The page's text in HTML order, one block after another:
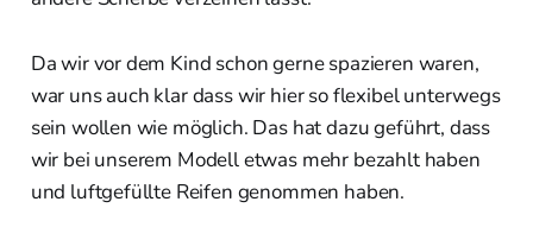
Da wir vor dem Kind schon gerne spazieren waren,
war uns auch klar dass wir hier so flexibel unterwegs
sein wollen wie möglich. Das hat dazu geführt, dass
wir bei unserem Modell etwas mehr bezahlt haben
und luftgefüllte Reifen genommen haben.